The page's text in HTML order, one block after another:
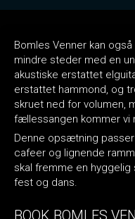
Bomles Venner kan
mindre steder med en
akustiske erstattet
erstattet hammond, og
skruet ned for volumen,
fællessangen kommer vi
Denne opsætning
cafeer og lignende
skal fremme en
fest og dans.
BOOK BOMLES